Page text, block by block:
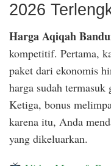
2026
Harga Aqiqah
kompetitif. Pertama,
paket dari ekonomis
harga sudah
Ketiga, bonus
karena itu, Anda
yang dikeluarkan.